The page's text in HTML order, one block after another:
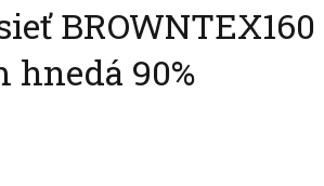
BROWNTEX160
hnedá 90%